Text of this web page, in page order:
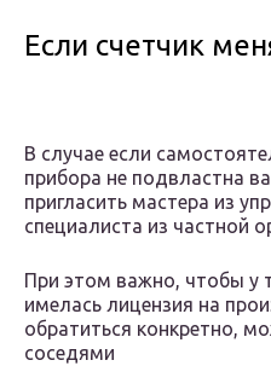
Если счетчик
В случае если
прибора не подвластна
пригласить мастера из
специалиста из частной
При этом важно, чтобы у
имелась лицензия на
обратиться конкретно,
соседями